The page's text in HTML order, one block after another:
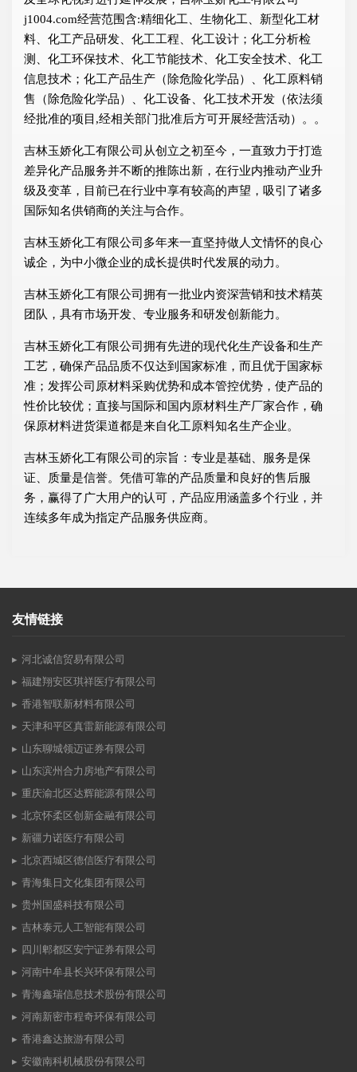
j1004.com经营范围含:精细化工、生物化工、新型化工材
料、化工产品研发、化工工程、化工设计；化工分析检
测、化工环保技术、化工节能技术、化工安全技术、化工
信息技术；化工产品生产（除危险化学品）、化工原料销
售（除危险化学品）、化工设备、化工技术开发（依法须
经批准的项目,经相关部门批准后方可开展经营活动）。。
吉林玉娇化工有限公司从创立之初至今，一直致力于打造
差异化产品服务并不断的推陈出新，在行业内推动产业升
级及变革，目前已在行业中享有较高的声望，吸引了诸多
国际知名供销商的关注与合作。
吉林玉娇化工有限公司多年来一直坚持做人文情怀的良心
诚企，为中小微企业的成长提供时代发展的动力。
吉林玉娇化工有限公司拥有一批业内资深营销和技术精英
团队，具有市场开发、专业服务和研发创新能力。
吉林玉娇化工有限公司拥有先进的现代化生产设备和生产
工艺，确保产品品质不仅达到国家标准，而且优于国家标
准；发挥公司原材料采购优势和成本管控优势，使产品的
性价比较优；直接与国际和国内原材料生产厂家合作，确
保原材料进货渠道都是来自化工原料知名生产企业。
吉林玉娇化工有限公司的宗旨：专业是基础、服务是保
证、质量是信誉。凭借可靠的产品质量和良好的售后服
务，赢得了广大用户的认可，产品应用涵盖多个行业，并
连续多年成为指定产品服务供应商。
友情链接
河北诚信贸易有限公司
福建翔安区琪祥医疗有限公司
香港智联新材料有限公司
天津和平区真雷新能源有限公司
山东聊城领迈证券有限公司
山东滨州合力房地产有限公司
重庆渝北区达辉能源有限公司
北京怀柔区创新金融有限公司
新疆力诺医疗有限公司
北京西城区德信医疗有限公司
青海集日文化集团有限公司
贵州国盛科技有限公司
吉林泰元人工智能有限公司
四川郫都区安宁证券有限公司
河南中牟县长兴环保有限公司
青海鑫瑞信息技术股份有限公司
河南新密市程奇环保有限公司
香港鑫达旅游有限公司
安徽南科机械股份有限公司